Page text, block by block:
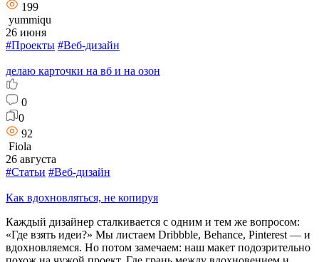
199
yummiqu
26 июня
#Проекты #Веб-дизайн
делаю карточки на вб и на озон
0
0
92
Fiola
26 августа
#Статьи #Веб-дизайн
Как вдохновляться, не копируя
Каждый дизайнер сталкивается с одним и тем же вопросом:
«Где взять идеи?» Мы листаем Dribbble, Behance, Pinterest — и
вдохновляемся. Но потом замечаем: наш макет подозрительно